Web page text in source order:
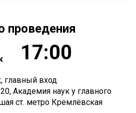
проведения
17:00
главный вход
Академия наук у главного
ст. метро Кремлёвская